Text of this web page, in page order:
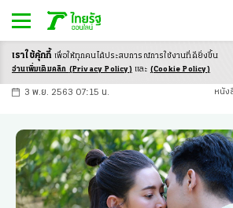
-ก ก ก+
3 พ.ย. 2563 07:15 น. หนัง
เราใช้คุ้กกี้ เพื่อให้ทุกคนได้ประสบการณ์การใช้งานที่ดียิ่งขึ้น
อ่านเพิ่มเติมคลิก (Privacy Policy) และ (Cookie Policy)